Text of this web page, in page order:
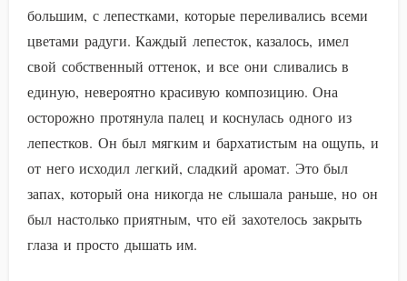
большим, с лепестками, которые переливались всеми
цветами радуги. Каждый лепесток, казалось, имел
свой собственный оттенок, и все они сливались в
единую, невероятно красивую композицию. Она
осторожно протянула палец и коснулась одного из
лепестков. Он был мягким и бархатистым на ощупь, и
от него исходил легкий, сладкий аромат. Это был
запах, который она никогда не слышала раньше, но он
был настолько приятным, что ей захотелось закрыть
глаза и просто дышать им.